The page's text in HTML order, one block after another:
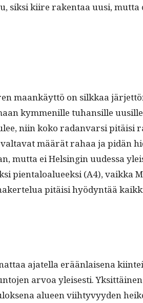
sik­si kiire rak­en­taa uusi,
maankäyt­tö on silkkaa
kym­me­nille tuhan­sille
niin koko radan­var­si pitäisi
määrät rahaa ja pidän
mut­ta ei Helsin­gin uudessa
pien­taloalueek­si (A4), vaik­ka
pitäisi hyö­dyn­tää
ajatel­la erään­laise­na
arvoa yleis­es­ti.
alueen viihtyvyy­den